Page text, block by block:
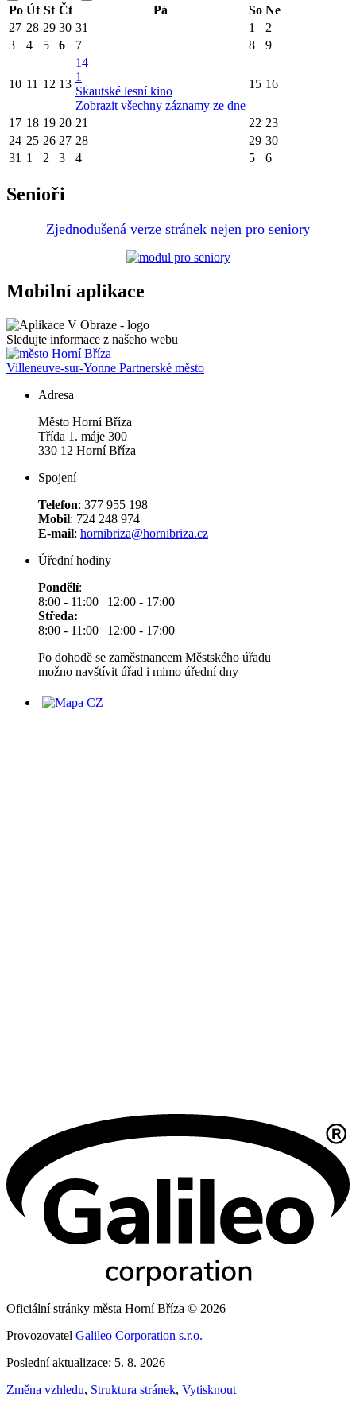
Po Út St Čt Pá So Ne
27 28 29 30 31 1
2
3
4 5 6 7 8 9
10 11 12 13
14
1
Skautské lesní kino
Zobrazit všechny záznamy ze dne
15 16
17 18 19 20 21 22 23
24 25 26 27 28 29 30
31 1 2 3 4 5 6
Senioři
Zjednodušená verze stránek nejen pro seniory
Mobilní aplikace
Sledujte informace z našeho webu
Villeneuve-sur-Yonne Partnerské město
Adresa
Město Horní Bříza
Třída 1. máje 300
330 12 Horní Bříza
Spojení
Telefon: 377 955 198
Mobil: 724 248 974
E-mail: hornibriza@hornibriza.cz
Úřední hodiny
Pondělí:
8:00 - 11:00 | 12:00 - 17:00
Středa:
8:00 - 11:00 | 12:00 - 17:00
Po dohodě se zaměstnancem Městského úřadu
možno navštívit úřad i mimo úřední dny
Oficiální stránky města Horní Bříza © 2026
Provozovatel Galileo Corporation s.r.o.
Poslední aktualizace: 5. 8. 2026
Změna vzhledu, Struktura stránek, Vytisknout